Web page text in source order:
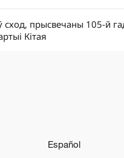
прысвечаны 105-й
Кітая
Español